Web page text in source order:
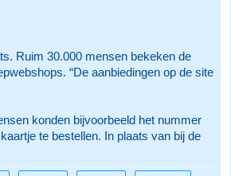
Ruim 30.000 mensen bekeken de
“De aanbiedingen op de site
konden bijvoorbeeld het nummer
te bestellen. In plaats van bij de